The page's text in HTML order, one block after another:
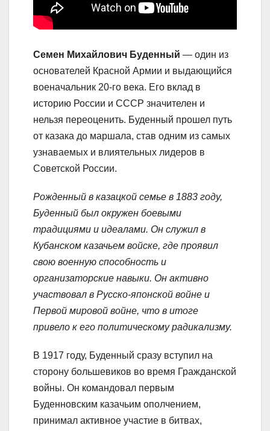
Семен Михайлович Буденный — один из
основателей Красной Армии и выдающийся
военачальник 20-го века. Его вклад в
историю России и СССР значителен и
нельзя переоценить. Буденный прошел путь
от казака до маршала, став одним из самых
узнаваемых и влиятельных лидеров в
Советской России.
Рожденный в казацкой семье в 1883 году,
Буденный был окружен боевыми
традициями и идеалами. Он служил в
Кубанском казачьем войске, где проявил
свою военную способность и
организаторские навыки. Он активно
участвовал в Русско-японской войне и
Первой мировой войне, что в итоге
привело к его политическому радикализму.
В 1917 году, Буденный сразу вступил на
сторону большевиков во время Гражданской
войны. Он командовал первым
Буденновским казачьим ополчением,
принимал активное участие в битвах,